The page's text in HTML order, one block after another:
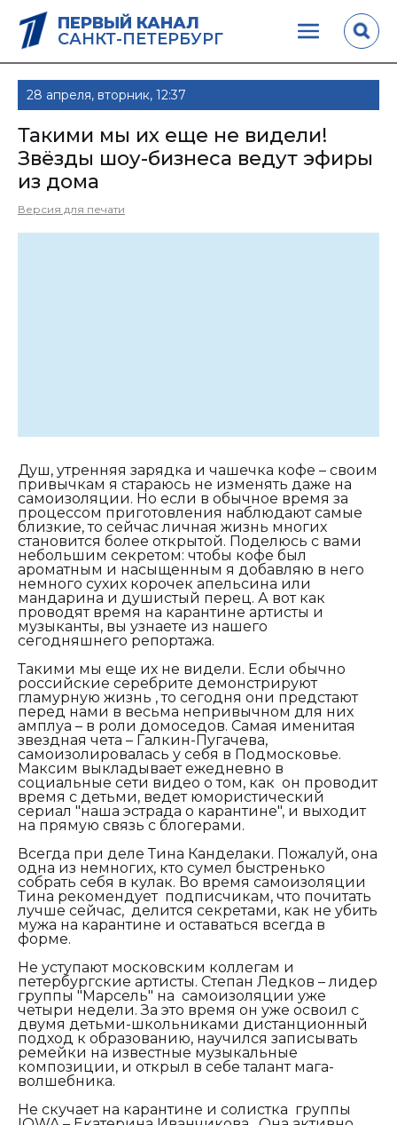
ПЕРВЫЙ КАНАЛ
САНКТ-ПЕТЕРБУРГ
28 апреля, вторник, 12:37
Такими мы их еще не видели!
Звёзды шоу-бизнеса ведут эфиры
из дома
Версия для печати
Душ, утренняя зарядка и чашечка кофе – своим
привычкам я стараюсь не изменять даже на
самоизоляции. Но если в обычное время за
процессом приготовления наблюдают самые
близкие, то сейчас личная жизнь многих
становится более открытой. Поделюсь с вами
небольшим секретом: чтобы кофе был
ароматным и насыщенным я добавляю в него
немного сухих корочек апельсина или
мандарина и душистый перец. А вот как
проводят время на карантине артисты и
музыканты, вы узнаете из нашего
сегодняшнего репортажа.
Такими мы еще их не видели. Если обычно
российские серебрите демонстрируют
гламурную жизнь , то сегодня они предстают
перед нами в весьма непривычном для них
амплуа – в роли домоседов. Самая именитая
звездная чета – Галкин-Пугачева,
самоизолировалась у себя в Подмосковье.
Максим выкладывает ежедневно в
социальные сети видео о том, как он проводит
время с детьми, ведет юмористический
сериал "наша эстрада о карантине", и выходит
на прямую связь с блогерами.
Всегда при деле Тина Канделаки. Пожалуй, она
одна из немногих, кто сумел быстренько
собрать себя в кулак. Во время самоизоляции
Тина рекомендует подписчикам, что почитать
лучше сейчас, делится секретами, как не убить
мужа на карантине и оставаться всегда в
форме.
Не уступают московским коллегам и
петербургские артисты. Степан Ледков – лидер
группы "Марсель" на самоизоляции уже
четыри недели. За это время он уже освоил с
двумя детьми-школьниками дистанционный
подход к образованию, научился записывать
ремейки на известные музыкальные
композиции, и открыл в себе талант мага-
волшебника.
Не скучает на карантине и солистка группы